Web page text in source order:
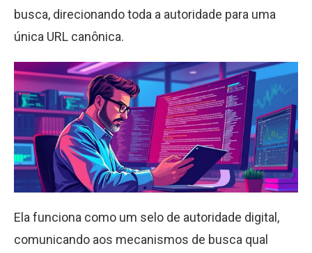
busca, direcionando toda a autoridade para uma
única URL canônica.
Ela funciona como um selo de autoridade digital,
comunicando aos mecanismos de busca qual